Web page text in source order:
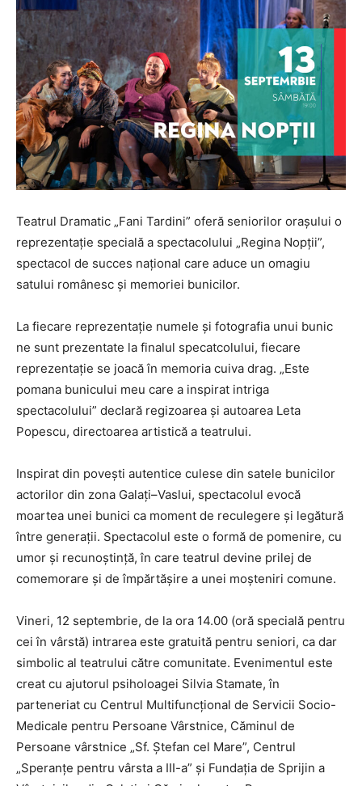
Teatrul Dramatic „Fani Tardini” oferă seniorilor orașului o
reprezentație specială a spectacolului „Regina Nopții”,
spectacol de succes național care aduce un omagiu
satului românesc și memoriei bunicilor.
La fiecare reprezentație numele și fotografia unui bunic
ne sunt prezentate la finalul specatcolului, fiecare
reprezentație se joacă în memoria cuiva drag. „Este
pomana bunicului meu care a inspirat intriga
spectacolului” declară regizoarea și autoarea Leta
Popescu, directoarea artistică a teatrului.
Inspirat din povești autentice culese din satele bunicilor
actorilor din zona Galați–Vaslui, spectacolul evocă
moartea unei bunici ca moment de reculegere și legătură
între generații. Spectacolul este o formă de pomenire, cu
umor și recunoștință, în care teatrul devine prilej de
comemorare și de împărtășire a unei moșteniri comune.
Vineri, 12 septembrie, de la ora 14.00 (oră specială pentru
cei în vârstă) intrarea este gratuită pentru seniori, ca dar
simbolic al teatrului către comunitate. Evenimentul este
creat cu ajutorul psiholoagei Silvia Stamate, în
parteneriat cu Centrul Multifuncțional de Servicii Socio-
Medicale pentru Persoane Vârstnice, Căminul de
Persoane vârstnice „Sf. Ștefan cel Mare”, Centrul
„Speranțe pentru vârsta a III-a” și Fundația de Sprijin a